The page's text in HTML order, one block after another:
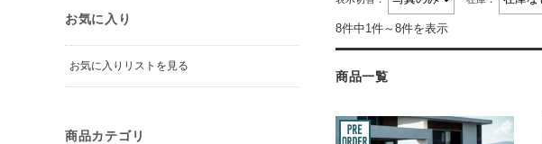
8件中1件～8件を表示
商品一覧
お気に入り
お気に入りリストを見る
商品カテゴリ